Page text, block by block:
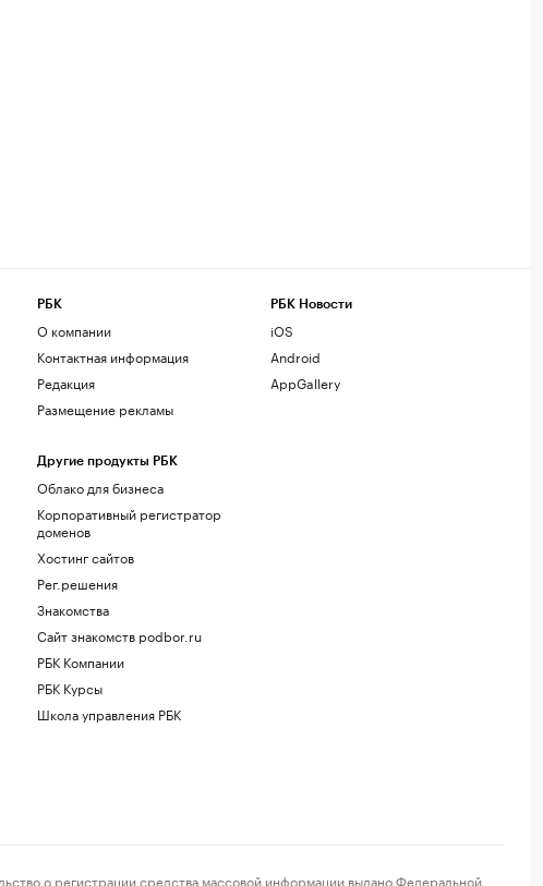
РБК
О компании
Контактная информация
Редакция
Размещение рекламы
Другие продукты РБК
Облако для бизнеса
Корпоративный регистратор
доменов
Хостинг сайтов
Рег.решения
Знакомства
Сайт знакомств podbor.ru
РБК Компании
РБК Курсы
Школа управления РБК
РБК Новости
iOS
Android
AppGallery
о регистрации средства массовой информации выдано Федеральной